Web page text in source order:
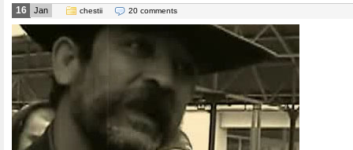
16 Jan chestii 20 comments